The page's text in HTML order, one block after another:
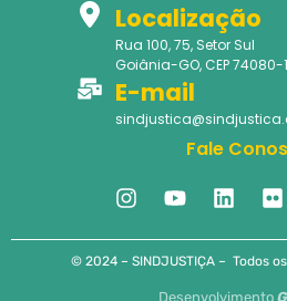
Localização
Rua 100, 75, Setor Sul
Goiânia-GO, CEP 74080-
E-mail
Fale
© 2024 – SINDJUSTIÇA – Todos
Desenvolvimento